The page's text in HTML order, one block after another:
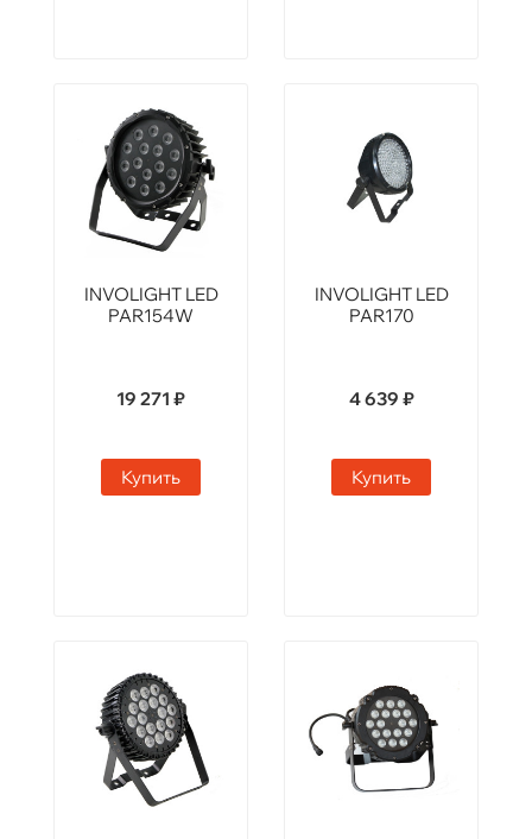
INVOLIGHT LED
PAR154W
19 271 ₽
Купить
INVOLIGHT LED
PAR170
4 639 ₽
Купить